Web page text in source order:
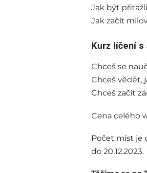
Jak být
Jak začít
Kurz líčení s
Chceš se
Chceš vědět,
Chceš začít
Cena celého
Počet míst je
do 20.12.2023.